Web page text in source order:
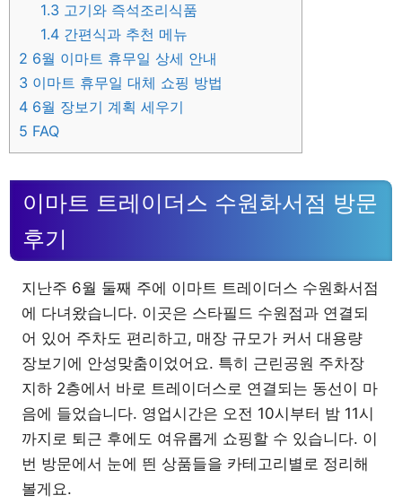
1.3 고기와 즉석조리식품
1.4 간편식과 추천 메뉴
2 6월 이마트 휴무일 상세 안내
3 이마트 휴무일 대체 쇼핑 방법
4 6월 장보기 계획 세우기
5 FAQ
이마트 트레이더스 수원화서점 방문
후기
지난주 6월 둘째 주에 이마트 트레이더스 수원화서점
에 다녀왔습니다. 이곳은 스타필드 수원점과 연결되
어 있어 주차도 편리하고, 매장 규모가 커서 대용량
장보기에 안성맞춤이었어요. 특히 근린공원 주차장
지하 2층에서 바로 트레이더스로 연결되는 동선이 마
음에 들었습니다. 영업시간은 오전 10시부터 밤 11시
까지로 퇴근 후에도 여유롭게 쇼핑할 수 있습니다. 이
번 방문에서 눈에 띈 상품들을 카테고리별로 정리해
볼게요.